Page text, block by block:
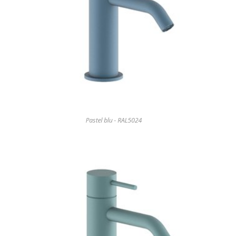
Pastel blu - RAL5024